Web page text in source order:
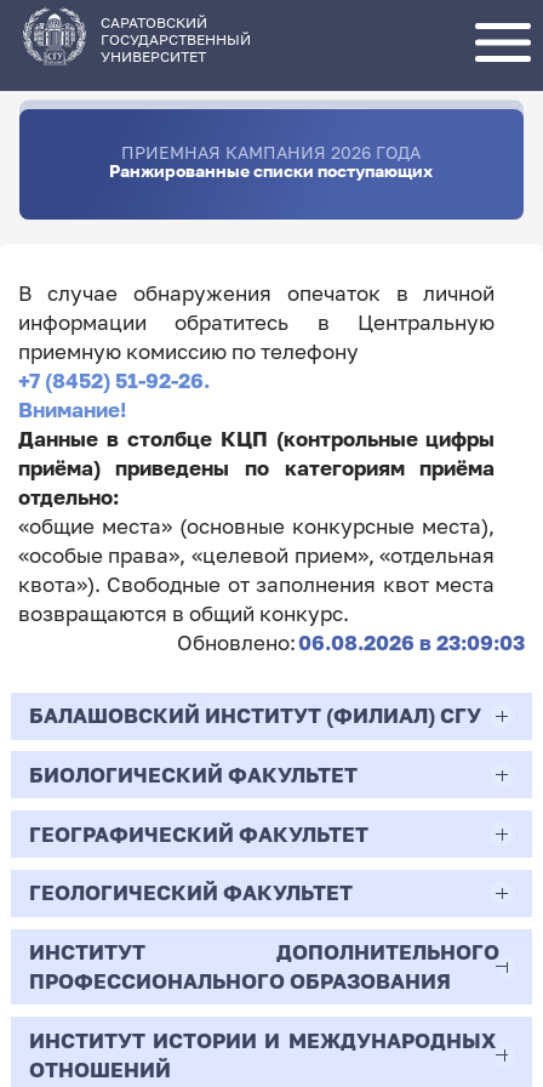
основному
содержанию
САРАТОВСКИЙ
ГОСУДАРСТВЕННЫЙ
УНИВЕРСИТЕТ
ПРИЕМНАЯ КАМПАНИЯ 2026 ГОДА
Ранжированные списки поступающих
В случае обнаружения опечаток в личной
информации обратитесь в Центральную
приемную комиссию по телефону
+7 (8452) 51-92-26.
Внимание!
Данные в столбце КЦП (контрольные цифры
приёма) приведены по категориям приёма
отдельно:
«общие места» (основные конкурсные места),
«особые права», «целевой прием», «отдельная
квота»). Свободные от заполнения квот места
возвращаются в общий конкурс.
Обновлено:06.08.2026 в 23:09:03
БАЛАШОВСКИЙ ИНСТИТУТ (ФИЛИАЛ) СГУ
44.03.02
Психолого-педагогическое образование
Очная | Бакалавр
Всего бюджетных мест - 10
Бюджет/
Общие места
Профиль: Практическая
психология образования
БИОЛОГИЧЕСКИЙ ФАКУЛЬТЕТ
06.03.01
Биология
Очная | Бакалавр
Всего бюджетных мест - 50
Бюджет/Общие места
ГЕОГРАФИЧЕСКИЙ ФАКУЛЬТЕТ
05.03.02
География
Очная | Бакалавр
Всего бюджетных мест - 15
ГЕОЛОГИЧЕСКИЙ ФАКУЛЬТЕТ
05.03.01
Геология
Очная | Бакалавр
ИНСТИТУТ ДОПОЛНИТЕЛЬНОГО
ПРОФЕССИОНАЛЬНОГО ОБРАЗОВАНИЯ
38.03.02
ИНСТИТУТ ИСТОРИИ И МЕЖДУНАРОДНЫХ
ОТНОШЕНИЙ